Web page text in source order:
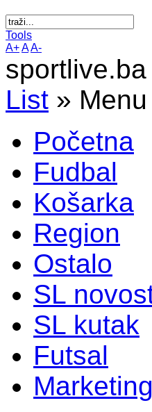
Tools
A+AA-
sportlive.ba
List »
Početna
Fudbal
Košarka
Region
Ostalo
SL
SL kutak
Futsal
Marketing